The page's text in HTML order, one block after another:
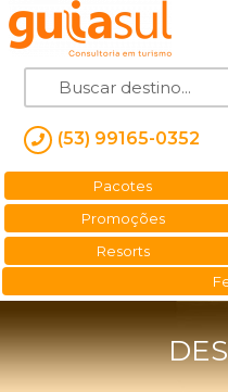
(53) 99165-0352
Pacotes
Promoções
Resorts